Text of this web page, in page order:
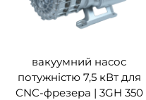
вакуумний насос
потужністю 7,5 кВт для
CNC-фрезера | 3GH 350